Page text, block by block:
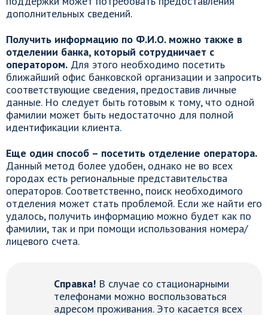
дополнительных сведений.
Получить информацию по Ф.И.О. можно также в
отделении банка, который сотрудничает с
оператором. Для этого необходимо посетить
ближайший офис банковской организации и запросить
соответствующие сведения, предоставив личные
данные. Но следует быть готовым к тому, что одной
фамилии может быть недостаточно для полной
идентификации клиента.
Еще один способ – посетить отделение оператора.
Данный метод более удобен, однако не во всех
городах есть региональные представительства
операторов. Соответственно, поиск необходимого
отделения может стать проблемой. Если же найти его
удалось, получить информацию можно будет как по
фамилии, так и при помощи использования номера/
лицевого счета.
Справка! В случае со стационарными
телефонами можно воспользоваться
адресом проживания. Это касается всех